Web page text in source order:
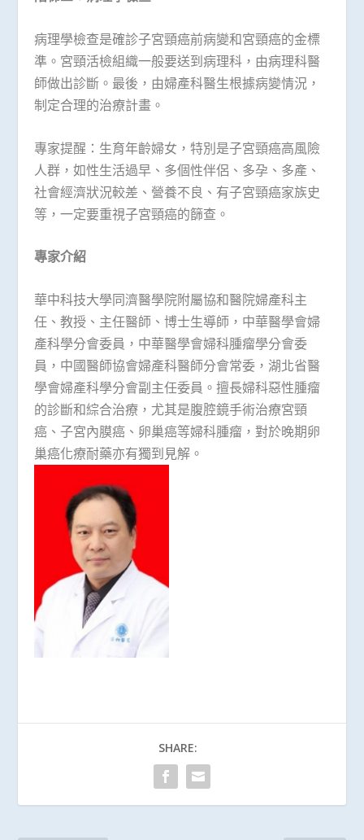
病理學檢查是確診子宮頸癌前病變和宮頸癌的金標
準。宮頸活檢組織一般要送到病理科，由病理科醫
師做出診斷。最後，由婦產科醫生根據病變情況，
制定合理的治療計畫。
專家提醒：生育年齡婦女，特別是子宮頸癌高風險
人群，如性生活過早、多個性伴侶、多孕、多產、
社會經濟狀況較差、營養不良、有子宮頸癌家族史
等，一定要重視子宮頸癌的篩查。
專家介紹
華中科技大學同濟醫學院附屬協和醫院婦產科主
任、教授、主任醫師、博士生導師，中華醫學會婦
產科學分會委員，中華醫學會婦科腫瘤學分會委
員，中國醫師協會婦產科醫師分會常委，湖北省醫
學會婦產科學分會副主任委員。擅長婦科惡性腫瘤
的診斷和綜合治療，尤其是腹腔鏡手術治療宮頸
癌、子宮內膜癌、卵巢癌等婦科腫瘤，對於晚期卵
巢癌化療耐藥亦有獨到見解。
SHARE: